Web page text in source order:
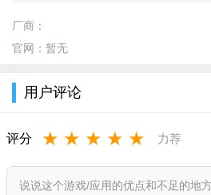
Heroes》目前已于韩国地区正式上市
概念，有兴趣的玩家不妨下载一试。
游戏特点
- 控制在3次英雄！
厂商：
官网： 暂无
用户评论
评分 ★ ★ ★ ★ ★ 力荐